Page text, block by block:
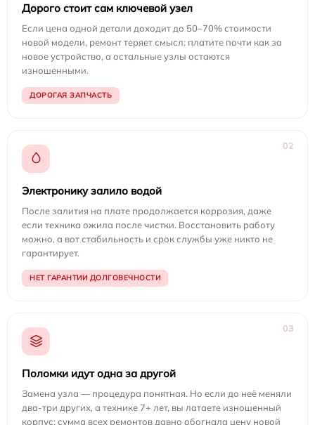
Дорого стоит сам ключевой узел
Если цена одной детали доходит до 50–70% стоимости
новой модели, ремонт теряет смысл: платите почти как за
новое устройство, а остальные узлы остаются
изношенными.
ДОРОГАЯ ЗАПЧАСТЬ
02
Электронику залило водой
После залития на плате продолжается коррозия, даже
если техника ожила после чистки. Восстановить работу
можно, а вот стабильность и срок службы уже никто не
гарантирует.
НЕТ ГАРАНТИИ ДОЛГОВЕЧНОСТИ
03
Поломки идут одна за другой
Замена узла — процедура понятная. Но если до неё меняли
два-три других, а технике 7+ лет, вы латаете изношенный
корпус: сумма всех ремонтов давно обогнала цену новой